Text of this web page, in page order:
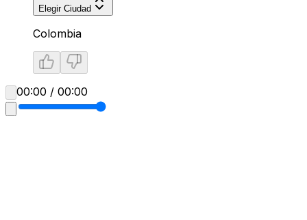
Elegir Ciudad
Colombia
00:00 / 00:00